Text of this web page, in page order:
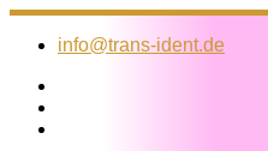
Zum
Inhalt
info@trans-ident.de